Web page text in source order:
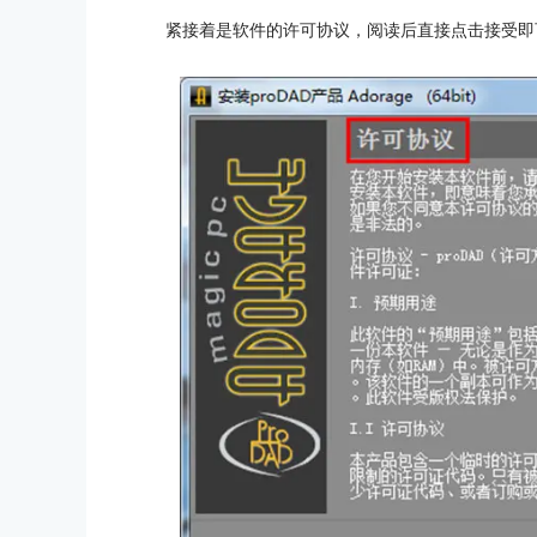
紧接着是软件的许可协议，阅读后直接点击接受